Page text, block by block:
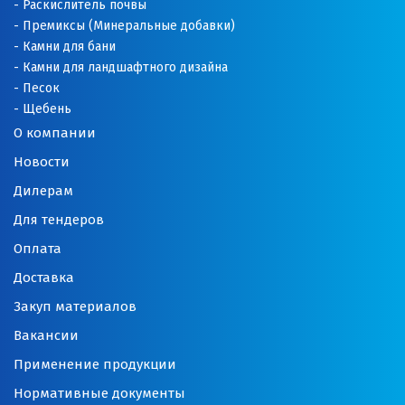
Новосибирск
Новоуральск
Новоуткинск
Новый Уренгой
Ногинск
Нягань
Одинцово
Омск
О компании
Новости
Дилерам
Для тендеров
Оплата
Доставка
Закуп материалов
Вакансии
Применение продукции
Нормативные документы
Раскислитель почвы
Премиксы (Минеральные добавки)
Камни для бани
Камни для ландшафтного дизайна
Песок
Щебень